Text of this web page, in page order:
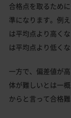
合格点を取るため
準になります。例
は平均点より高く
は平均点より低くな
一方で、偏差値が
体が難しいとは一
からと言って合格